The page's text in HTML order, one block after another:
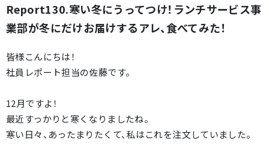
Report130.寒い冬にうってつけ！ランチサービス事
業部が冬にだけお届けするアレ、食べてみた！
皆様こんにちは！
社員レポート担当の佐藤です。
12月ですよ！
最近すっかりと寒くなりましたね。
寒い日々、あったまりたくて、私はこれを注文していました。